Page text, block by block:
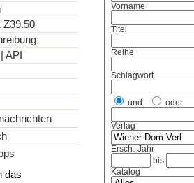
Vorname
Titel
Reihe
Schlagwort
und oder
Verlag
Ersch.-Jahr
bis
Katalog
Z39.50
API
das